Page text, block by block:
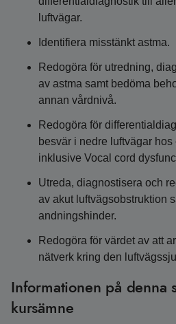
luftvägar.
Identifiera misstänkt astma.
Redogöra för utredning,
av astma samt bedöma
annan vårdnivå.
Redogöra för
besvär i nedre luftvägar
inklusive Vocal cord
Utreda, diagnostisera och
av akut luftvägsobstruktion
andningshinder.
Redogöra för värdet av att
nätverk kring den
Informationen på denna
kursämne